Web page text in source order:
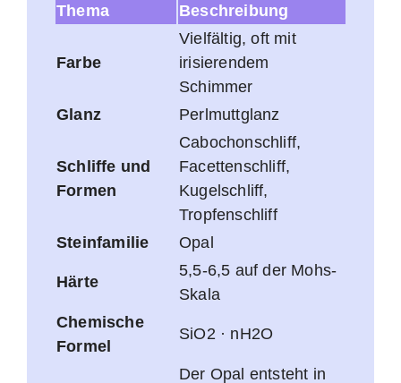
Thema Beschreibung
Farbe
Vielfältig, oft mit
irisierendem
Schimmer
Glanz
Perlmuttglanz
Schliffe und
Formen
Cabochonschliff,
Facettenschliff,
Kugelschliff,
Tropfenschliff
Steinfamilie
Opal
Härte
5,5-6,5 auf der Mohs-
Skala
Chemische
Formel
SiO2 · nH2O
Der Opal entsteht in